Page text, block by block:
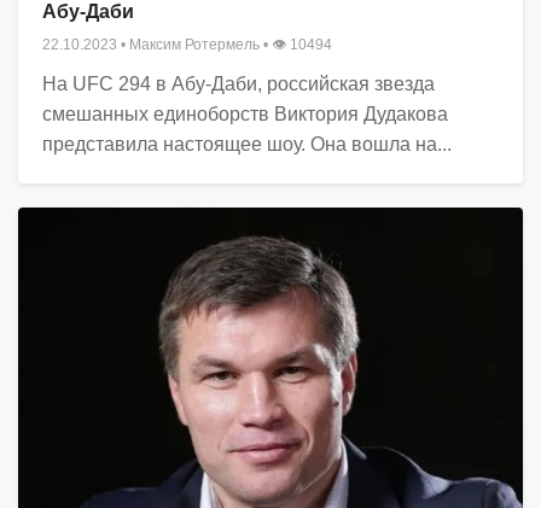
Абу-Даби
22.10.2023 • Максим Ротермель • 👁 10494
На UFC 294 в Абу-Даби, российская звезда
смешанных единоборств Виктория Дудакова
представила настоящее шоу. Она вошла на...